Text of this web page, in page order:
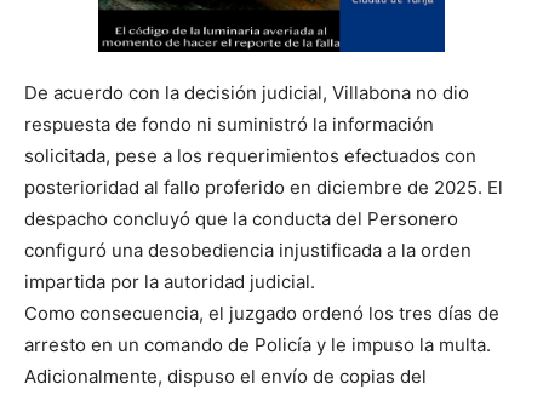
De acuerdo con la decisión judicial, Villabona no dio
respuesta de fondo ni suministró la información
solicitada, pese a los requerimientos efectuados con
posterioridad al fallo proferido en diciembre de 2025. El
despacho concluyó que la conducta del Personero
configuró una desobediencia injustificada a la orden
impartida por la autoridad judicial.
Como consecuencia, el juzgado ordenó los tres días de
arresto en un comando de Policía y le impuso la multa.
Adicionalmente, dispuso el envío de copias del